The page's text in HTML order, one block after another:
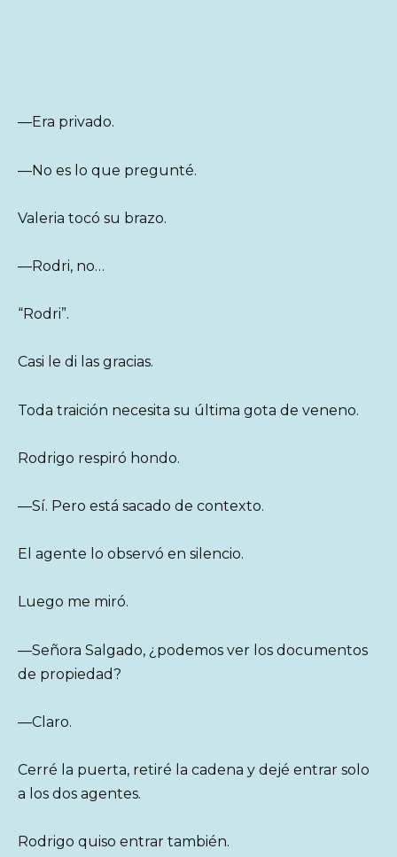
—Era privado.
—No es lo que pregunté.
Valeria tocó su brazo.
—Rodri, no…
“Rodri”.
Casi le di las gracias.
Toda traición necesita su última gota de veneno.
Rodrigo respiró hondo.
—Sí. Pero está sacado de contexto.
El agente lo observó en silencio.
Luego me miró.
—Señora Salgado, ¿podemos ver los documentos
de propiedad?
—Claro.
Cerré la puerta, retiré la cadena y dejé entrar solo
a los dos agentes.
Rodrigo quiso entrar también.